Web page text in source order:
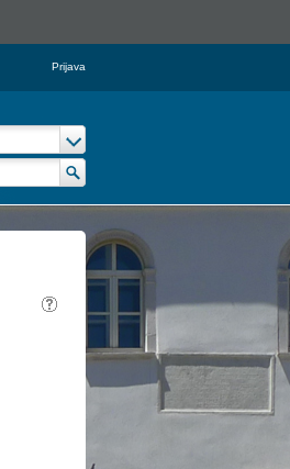
Prijava